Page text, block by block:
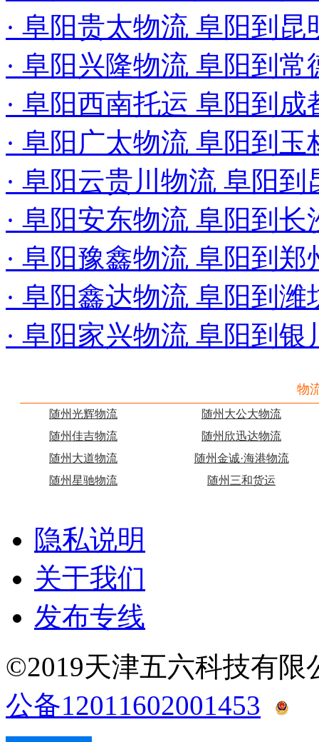
· 阜阳贵太物流 阜阳到
· 阜阳兴隆物流 阜阳到
· 阜阳西南托运 阜阳到
· 阜阳广太物流 阜阳到
· 阜阳云贵川物流 阜阳
· 阜阳安东物流 阜阳到
· 阜阳豫鑫物流 阜阳到郑
· 阜阳鑫达物流 阜阳到
· 阜阳家兴物流 阜阳到
物
随州光辉物流
随州大公大物流
随州佳吉物流
随州欣迅达物流
随州大道物流
随州金诚·海港物流
随州星驰物流
随州三和货运
隐私说明
关于我们
发布专线
©2019天津五六科技有
公备12011602001453